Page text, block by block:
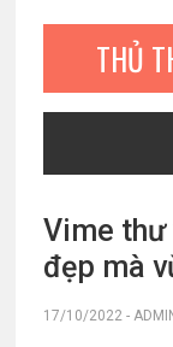
THỦ
Vime thư
đẹp mà
17/10/2022-